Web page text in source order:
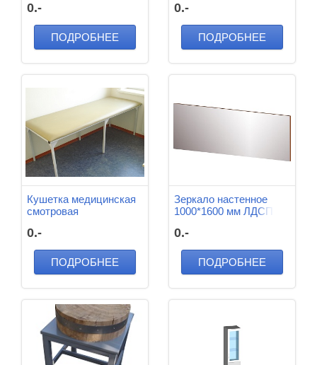
(4 емкости)
1350*800*700 мм
0.-
ПОДРОБНЕЕ
0.-
ПОДРОБНЕЕ
Кушетка медицинская
смотровая
0.-
ПОДРОБНЕЕ
Зеркало настенное
1000*1600 мм ЛДСП
0.-
ПОДРОБНЕЕ